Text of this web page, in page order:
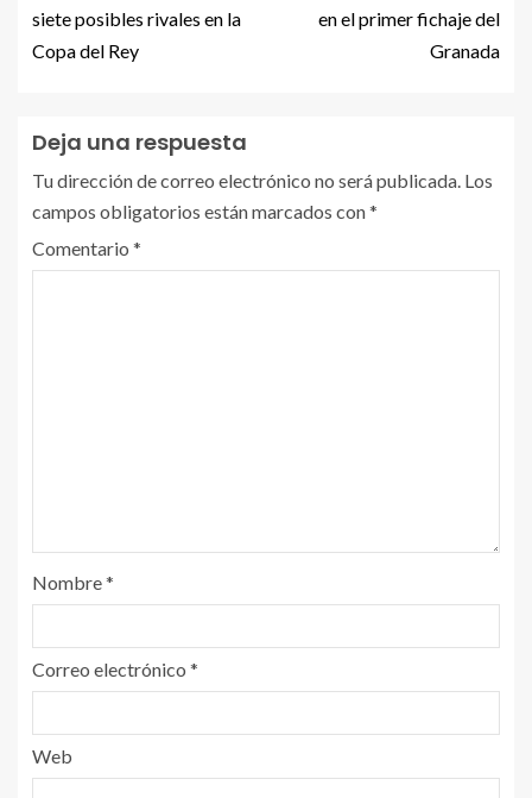
siete posibles rivales en la
Copa del Rey
en el primer fichaje del
Granada
Deja una respuesta
Tu dirección de correo electrónico no será publicada. Los
campos obligatorios están marcados con*
Comentario *
Nombre*
Correo electrónico *
Web